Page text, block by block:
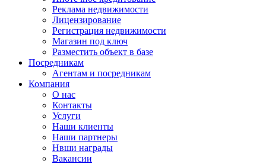
Реклама недвижимости
Лицензирование
Регистрация недвижимости
Магазин под ключ
Разместить объект в базе
Посредникам
Агентам и посредникам
Компания
О нас
Контакты
Услуги
Наши клиенты
Наши партнеры
Нвши награды
Вакансии